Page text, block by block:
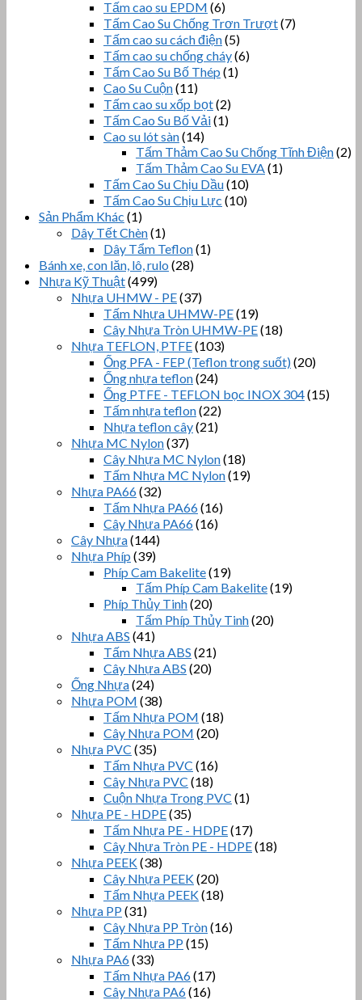
Tấm cao su EPDM (6)
Tấm Cao Su Chống Trơn Trượt(7)
Tấm cao su cách điện(5)
Tấm cao su chống cháy(6)
Tấm Cao Su Bố Thép (1)
Cao Su Cuộn(11)
Tấm cao su xốp bọt(2)
Tấm Cao Su Bố Vải(1)
Cao su lót sàn(14)
Tấm Thảm Cao Su Chống Tĩnh Điện(2)
Tấm Thảm Cao Su EVA(1)
Tấm Cao Su Chịu Dầu(10)
Tấm Cao Su Chịu Lực (10)
Sản Phẩm Khác (1)
Dây Tết Chèn(1)
Dây Tẩm Teflon(1)
Bánh xe, con lăn, lô, rulo (28)
Nhựa Kỹ Thuật(499)
Nhựa UHMW - PE(37)
Tấm Nhựa UHMW-PE(19)
Cây Nhựa Tròn UHMW-PE(18)
Nhựa TEFLON, PTFE(103)
Ống PFA - FEP (Teflon trong suốt)(20)
Ống nhựa teflon(24)
Ống PTFE - TEFLON bọc INOX 304(15)
Tấm nhựa teflon(22)
Nhựa teflon cây(21)
Nhựa MC Nylon(37)
Cây Nhựa MC Nylon(18)
Tấm Nhựa MC Nylon(19)
Nhựa PA66(32)
Tấm Nhựa PA66(16)
Cây Nhựa PA66(16)
Cây Nhựa(144)
Nhựa Phíp (39)
Phíp Cam Bakelite(19)
Tấm Phíp Cam Bakelite(19)
Phíp Thủy Tinh(20)
Tấm Phíp Thủy Tinh(20)
Nhựa ABS (41)
Tấm Nhựa ABS (21)
Cây Nhựa ABS (20)
Ống Nhựa(24)
Nhựa POM (38)
Tấm Nhựa POM (18)
Cây Nhựa POM (20)
Nhựa PVC (35)
Tấm Nhựa PVC (16)
Cây Nhựa PVC (18)
Cuộn Nhựa Trong PVC (1)
Nhựa PE - HDPE(35)
Tấm Nhựa PE - HDPE(17)
Cây Nhựa Tròn PE - HDPE(18)
Nhựa PEEK(38)
Cây Nhựa PEEK(20)
Tấm Nhựa PEEK(18)
Nhựa PP (31)
Cây Nhựa PP Tròn(16)
Tấm Nhựa PP (15)
Nhựa PA6(33)
Tấm Nhựa PA6(17)
Cây Nhựa PA6(16)